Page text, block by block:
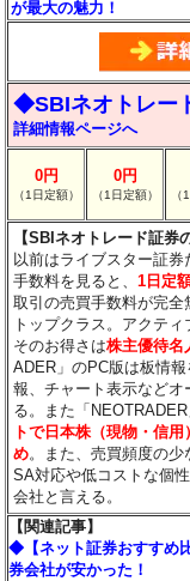
が最大の魅力！
◆SBIネオトレー
詳細情報ページへ
0円
（1日定額）
0円
（1日定額） （
【SBIネオトレード証券
以前はライブスター証
手数料を見ると、1日定
取引の売買手数料が完
トップクラス。アクテ
そのお得さは株主優待名
ADER」のPC版は板情
報、チャート表示など
る。また「
トで日本株（現物・信
め。また、売買頻度の少
SA対応や低コストな個
会社と言える。
【関連記事】
◆【ネット証券おすすめ
券会社が安かった！